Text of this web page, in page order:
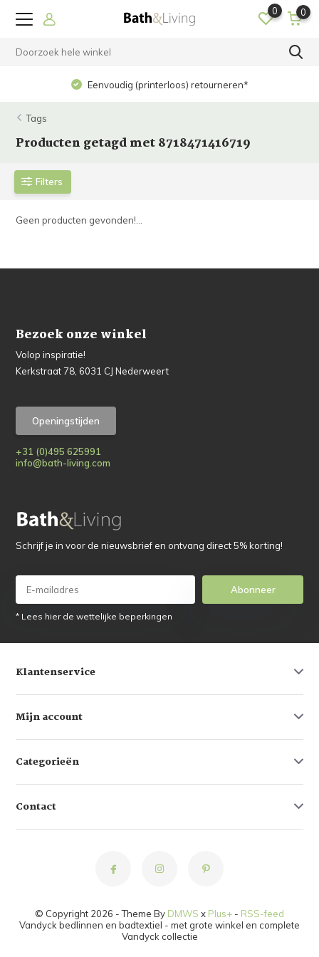
0 0
Eenvoudig (printerloos) retourneren*
Tags
Producten getagd met 8718471416719
Filters
Geen producten gevonden!...
Bezoek onze winkel
Volop inspiratie!
Kerkstraat 78, 6031 CJ Nederweert
Openingstijden
+31 (0)495 625991
info@bath-living.com
Schrijf je in voor de nieuwsbrief en ontvang direct 5% korting!
Abonneer
* Lees hier de wettelijke beperkingen
Klantenservice
Mijn account
Categorieën
Contact
© Copyright 2026 - Theme By DMWS x Plus+ - RSS-feed
Vandyck bedlinnen en badtextiel - met grote winkel en complete
Vandyck collectie